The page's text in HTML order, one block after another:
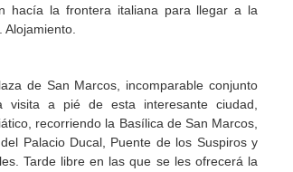
hacía la frontera italiana para llegar a la
Alojamiento.
de San Marcos, incomparable conjunto
visita a pié de esta interesante ciudad,
recorriendo la Basílica de San Marcos,
Palacio Ducal, Puente de los Suspiros y
Tarde libre en las que se les ofrecerá la